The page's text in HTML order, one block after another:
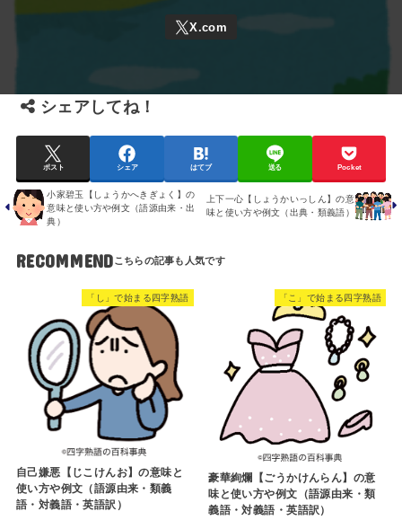
シェアしてね！
ポスト シェア はてブ 送る Pocket
小家碧玉【しょうかへきぎょく】の
意味と使い方や例文（語源由来・出
典）
上下一心【しょうかいっしん】の意
味と使い方や例文（出典・類義語）
RECOMMEND
「し」で始まる四字熟語
自己嫌悪【じこけんお】の意味と
使い方や例文（語源由来・類義
語・対義語・英語訳）
「こ」で始まる四字熟語
豪華絢爛【ごうかけんらん】の意
味と使い方や例文（語源由来・類
義語・対義語・英語訳）